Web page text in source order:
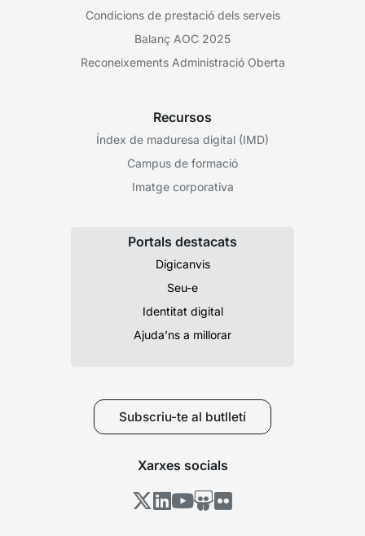
Condicions de prestació dels serveis
Balanç AOC 2025
Reconeixements Administració Oberta
Recursos
Índex de maduresa digital (IMD)
Campus de formació
Imatge corporativa
Portals destacats
Digicanvis
Seu-e
Identitat digital
Ajuda’ns a millorar
Subscriu-te al butlletí
Xarxes socials